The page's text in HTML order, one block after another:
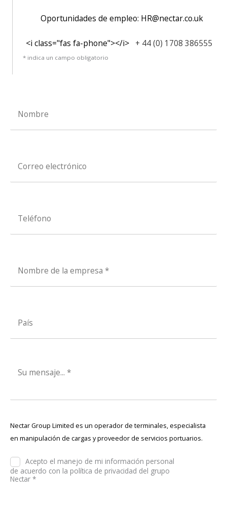
Nectar Group Limited es un operador de terminales, especialista
en manipulación de cargas y proveedor de servicios portuarios.
Acepto el manejo de mi información personal
de acuerdo con la política de privacidad del grupo
Nectar *
Oportunidades de empleo: HR@nectar.co.uk
<i class="fas fa-phone"></i>+ 44 (0) 1708 386555
* indica un campo obligatorio